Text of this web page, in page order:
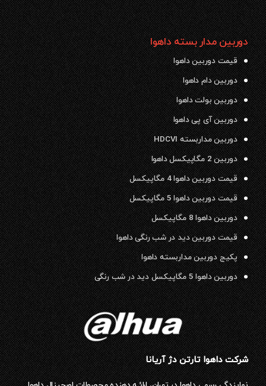
دوربین مدار بسته داهوا
قیمت دوربین داهوا
دوربین دام داهوا
دوربین بولت داهوا
دوربین آی پی داهوا
دوربین مداربسته HDCVI
دوربین 2 مگاپیکسل داهوا
قیمت دوربین داهوا 4 مگاپیکسل
قیمت دوربین داهوا 5 مگاپیکسل
دوربین داهوا 8 مگاپیکسل
قیمت دوربین دید در شب رنگی داهوا
پکیج دوربین مداربسته داهوا
دوربین داهوا 5 مگاپیکسل دید در شب رنگی
شرکت داهوا تارتن دژ آریانا